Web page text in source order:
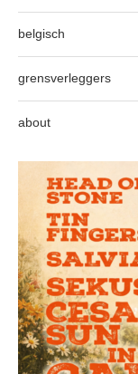
belgisch
grensverleggers
about